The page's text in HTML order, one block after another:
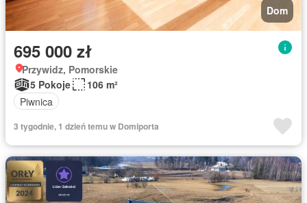
Dom
695 000 zł
Przywidz, Pomorskie
5 Pokoje
106 m²
Piwnica
3 tygodnie, 1 dzień temu w Domiporta